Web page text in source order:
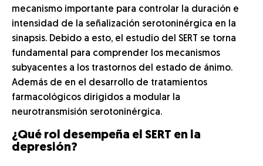
mecanismo importante para controlar la duración e
intensidad de la señalización serotoninérgica en la
sinapsis. Debido a esto, el estudio del SERT se torna
fundamental para comprender los mecanismos
subyacentes a los trastornos del estado de ánimo.
Además de en el desarrollo de tratamientos
farmacológicos dirigidos a modular la
neurotransmisión serotoninérgica.
¿Qué rol desempeña el SERT en la
depresión?